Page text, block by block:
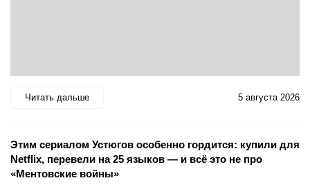
Читать дальше 5 августа 2026
Этим сериалом Устюгов особенно гордится: купили для
Netflix, перевели на 25 языков — и всё это не про
«Ментовские войны»